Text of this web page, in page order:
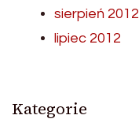
sierpień 2012
lipiec 2012
Kategorie